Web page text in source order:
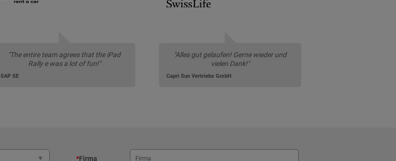
"The entire team agrees that the iPad
Rally e was a lot of fun!"
SAP SE
"Alles gut gelaufen! Gerne wieder und
vielen Dank!"
Capri Sun Vertriebs GmbH
*Firma